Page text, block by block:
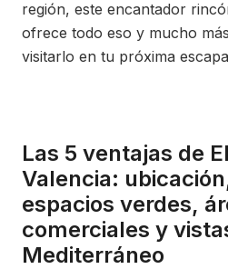
región, este encantador
ofrece todo eso y mucho
visitarlo en tu próxima
Las 5 ventajas de
Valencia:
espacios verdes,
comerciales y
Mediterráneo